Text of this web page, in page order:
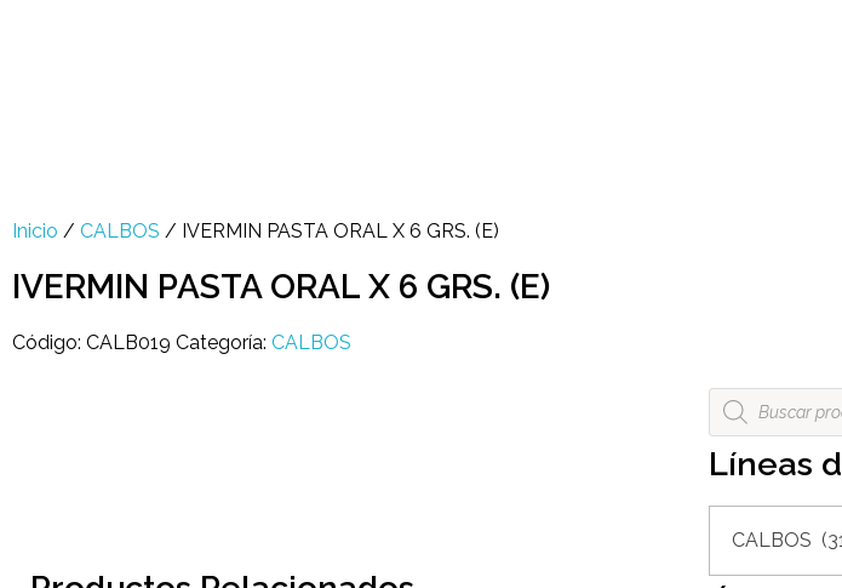
Inicio / CALBOS / IVERMIN PASTA ORAL X 6 GRS. (E)
IVERMIN PASTA ORAL X 6 GRS. (E)
Código: CALB019 Categoría: CALBOS
Líneas